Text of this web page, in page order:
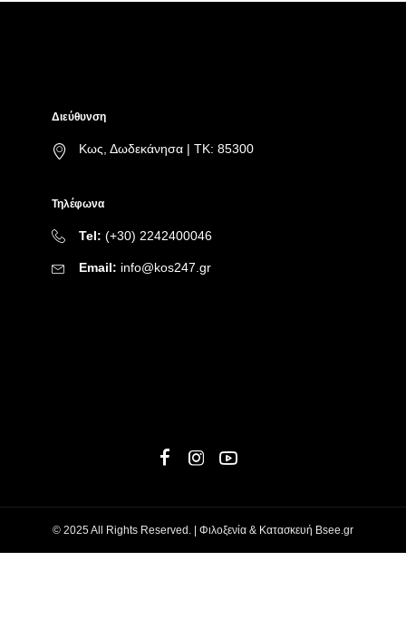
Διεύθυνση
Κως, Δωδεκάνησα | ΤΚ: 85300
Τηλέφωνα
Tel: (+30) 2242400046
Email: info@kos247.gr
© 2025 All Rights Reserved. | Φιλοξενία & Κατασκευή Bsee.gr